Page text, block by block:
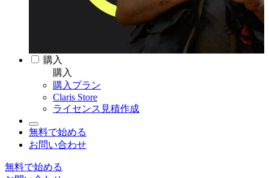
購入
購入
購入プラン
Claris Store
ライセンス見積作成
無料で始める
お問い合わせ
無料で始める